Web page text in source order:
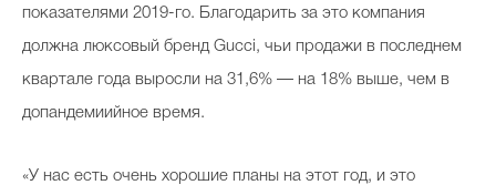
Худеем правильно
показателями 2019-го. Благодарить за это компания
должна люксовый бренд Gucci, чьи продажи в последнем
квартале года выросли на 31,6% — на 18% выше, чем в
допандемиийное время.
«У нас есть очень хорошие планы на этот год, и это